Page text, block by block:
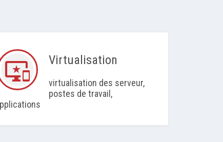
important_devices Virtualisation
virtualisation des serveur,
postes de travail,